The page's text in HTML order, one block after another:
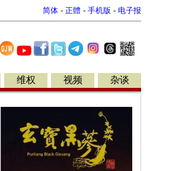
简体 - 正體 - 手机版 - 电子报
维权 视频 杂谈